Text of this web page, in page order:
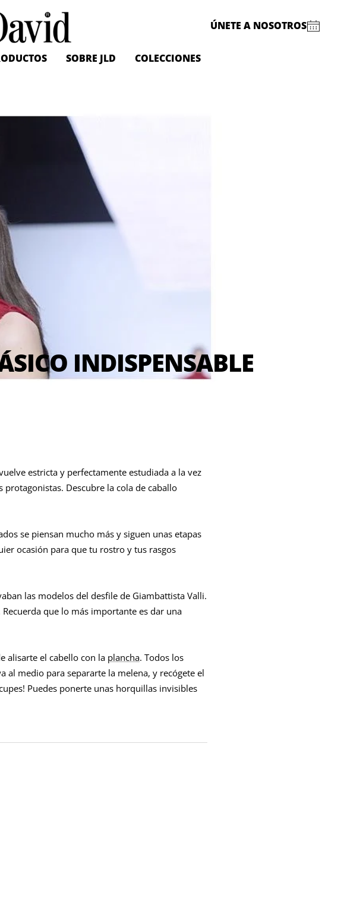
ÚNETE A NOSOTROS
SOBRE JLD COLECCIONES
INDISPENSABLE
estricta y perfectamente estudiada a la vez
protagonistas. Descubre la cola de caballo
se piensan mucho más y siguen unas etapas
ocasión para que tu rostro y tus rasgos
las modelos del desfile de Giambattista Valli.
que lo más importante es dar una
alisarte el cabello con la plancha. Todos los
al medio para separarte la melena, y recógete el
Puedes ponerte unas horquillas invisibles